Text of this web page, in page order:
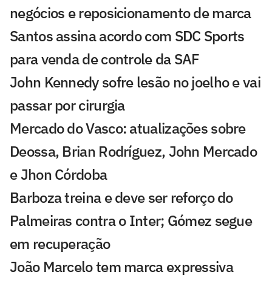
negócios e reposicionamento de marca
Santos assina acordo com SDC Sports
para venda de controle da SAF
John Kennedy sofre lesão no joelho e vai
passar por cirurgia
Mercado do Vasco: atualizações sobre
Deossa, Brian Rodríguez, John Mercado
e Jhon Córdoba
Barboza treina e deve ser reforço do
Palmeiras contra o Inter; Gómez segue
em recuperação
João Marcelo tem marca expressiva